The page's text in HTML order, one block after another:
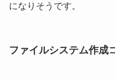
になりそうです。
ファイルシステム作成